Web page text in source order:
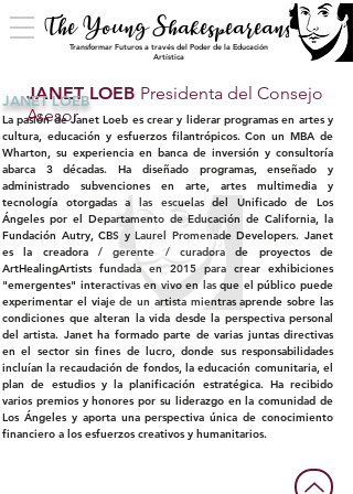
The Young Shakespeareans
Transformar Futuros a través del Poder de la Educación
Artística
JANET LOEB Presidenta del Consejo
Asesor
JANET LOEB
La pasión de Janet Loeb es crear y liderar programas en artes y
cultura, educación y esfuerzos filantrópicos. Con un MBA de
Wharton, su experiencia en banca de inversión y consultoría
abarca 3 décadas. Ha diseñado programas, enseñado y
administrado subvenciones en arte, artes multimedia y
tecnología otorgadas a las escuelas del Unificado de Los
Ángeles por el Departamento de Educación de California, la
Fundación Autry, CBS y Laurel Promenade Developers. Janet
es la creadora / gerente / curadora de proyectos de
ArtHealingArtists fundada en 2015 para crear exhibiciones
"emergentes" interactivas en vivo en las que el público puede
experimentar el viaje de un artista mientras aprende sobre las
condiciones que alteran la vida desde la perspectiva personal
del artista. Janet ha formado parte de varias juntas directivas
en el sector sin fines de lucro, donde sus responsabilidades
incluían la recaudación de fondos, la educación comunitaria, el
plan de estudios y la planificación estratégica. Ha recibido
varios premios y honores por su liderazgo en la comunidad de
Los Ángeles y aporta una perspectiva única de conocimiento
financiero a los esfuerzos creativos y humanitarios.